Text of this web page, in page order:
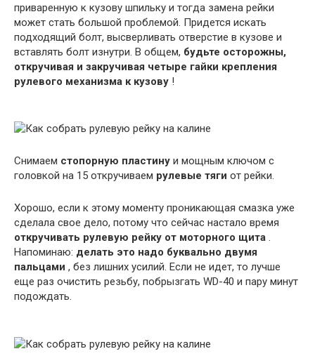
приваренную к кузову шпильку и тогда замена рейки
может стать большой проблемой. Придется искать
подходящий болт, высверливать отверстие в кузове и
вставлять болт изнутри. В общем, будьте осторожны,
откручивая и закручивая четыре гайки крепления
рулевого механизма к кузову !
Снимаем стопорную пластину и мощным ключом с
головкой на 15 откручиваем рулевые тяги от рейки.
Хорошо, если к этому моменту проникающая смазка уже
сделала свое дело, потому что сейчас настало время
откручивать рулевую рейку от моторного щита .
Напоминаю: делать это надо буквально двумя
пальцами , без лишних усилий. Если не идет, то лучше
еще раз очистить резьбу, побрызгать WD-40 и пару минут
подождать.